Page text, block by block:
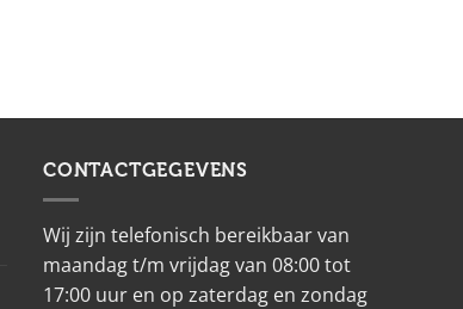
CONTACTGEGEVENS
Wij zijn telefonisch bereikbaar van
maandag t/m vrijdag van 08:00 tot
17:00 uur en op zaterdag en zondag